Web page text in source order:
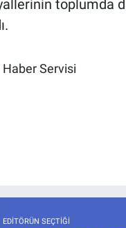
toplumda
Servisi
EDITÖRÜN SEÇTIĞI